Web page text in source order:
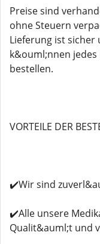
Preise sind
ohne Steuern
Lieferung ist sicher
k&ouml;nnen
bestellen.
VORTEILE DER
✔️Wir sind
✔️Alle unsere
Qualit&auml;t und